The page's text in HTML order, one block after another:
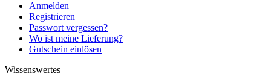
Anmelden
Registrieren
Passwort vergessen?
Wo ist meine Lieferung?
Gutschein einlösen
Wissenswertes